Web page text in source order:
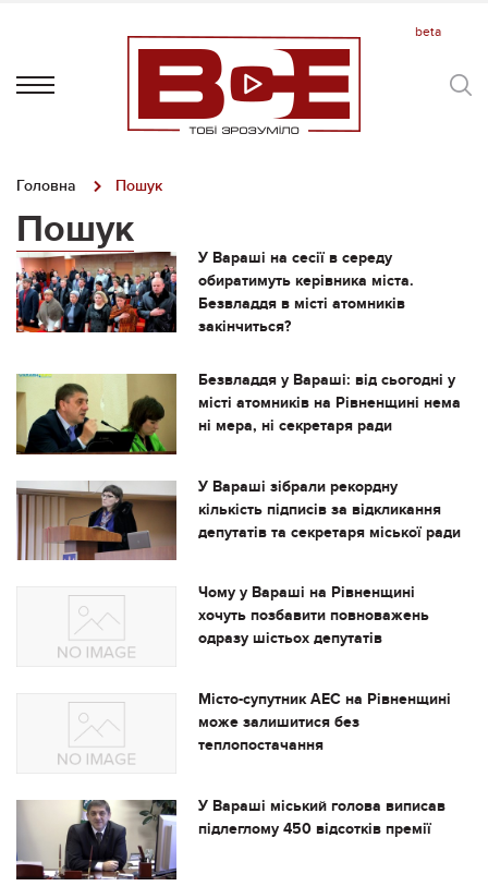
Головна Пошук
Пошук
У Вараші на сесії в середу
обиратимуть керівника міста.
Безвладдя в місті атомників
закінчиться?
Безвладдя у Вараші: від сьогодні у
місті атомників на Рівненщині нема
ні мера, ні секретаря ради
У Вараші зібрали рекордну
кількість підписів за відкликання
депутатів та секретаря міської ради
Чому у Вараші на Рівненщині
хочуть позбавити повноважень
одразу шістьох депутатів
Місто-супутник АЕС на Рівненщині
може залишитися без
теплопостачання
У Вараші міський голова виписав
підлеглому 450 відсотків премії